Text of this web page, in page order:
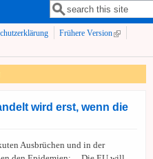
Suchformular
Suche
Frühere Version(link is
wird erst, wenn die
Ausbrüchen und in der